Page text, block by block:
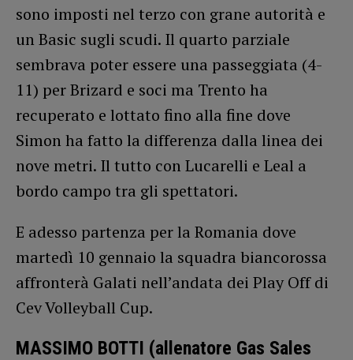
sono imposti nel terzo con grane autorità e
un Basic sugli scudi. Il quarto parziale
sembrava poter essere una passeggiata (4-
11) per Brizard e soci ma Trento ha
recuperato e lottato fino alla fine dove
Simon ha fatto la differenza dalla linea dei
nove metri. Il tutto con Lucarelli e Leal a
bordo campo tra gli spettatori.
E adesso partenza per la Romania dove
martedì 10 gennaio la squadra biancorossa
affronterà Galati nell’andata dei Play Off di
Cev Volleyball Cup.
MASSIMO BOTTI (allenatore Gas Sales